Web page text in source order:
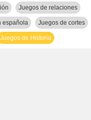
Juegos de relaciones
española Juegos de cortes
Juegos de Historia